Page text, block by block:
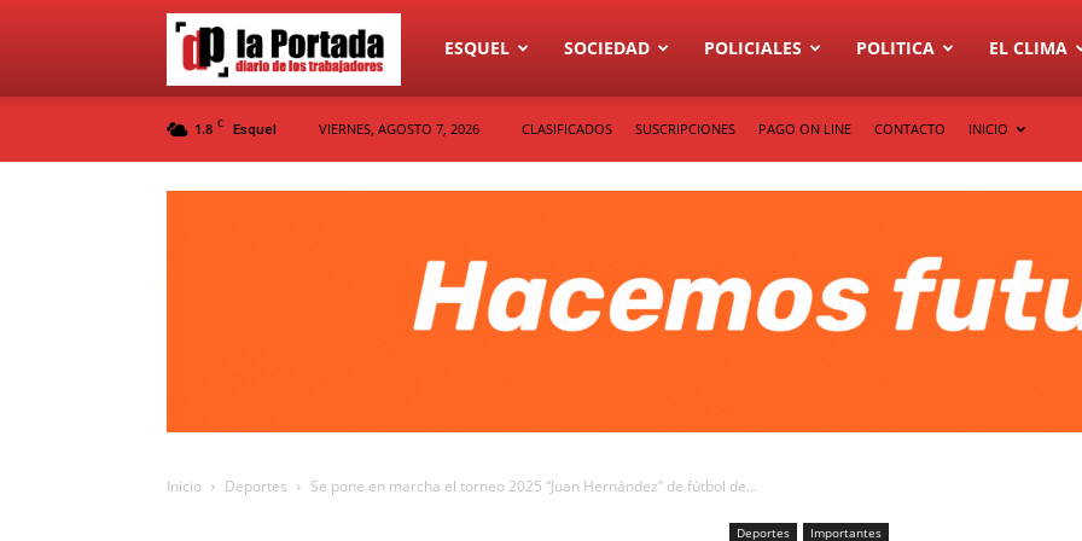
Diario
La
ESQUEL SOCIEDAD POLICIALES POLITICA EL CLIMA
1.8 C Esquel VIERNES, AGOSTO 7, 2026 CLASIFICADOS SUSCRIPCIONES PAGO ON LINE CONTACTO INICIO
Inicio Deportes Se pone en marcha el torneo 2025 “Juan Hernández” de fútbol de...
Deportes Importantes